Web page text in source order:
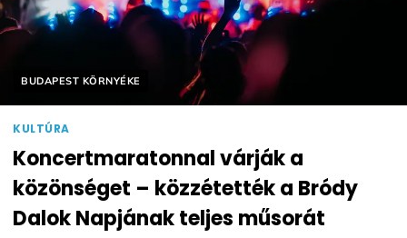
Helyszín címkék:
BUDAPEST KÖRNYÉKE
KULTÚRA
Koncertmaratonnal várják a
közönséget – közzétették a Bródy
Dalok Napjának teljes műsorát